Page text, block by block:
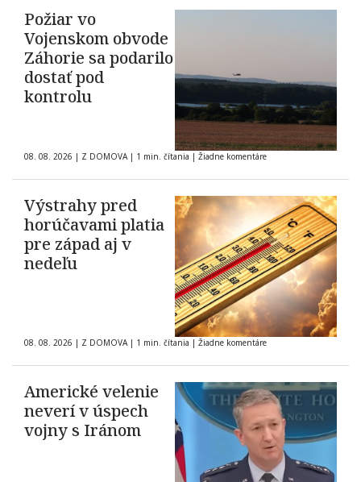
Požiar vo
Vojenskom obvode
Záhorie sa podarilo
dostať pod
kontrolu
08. 08. 2026 | Z DOMOVA | 1 min. čítania | Žiadne komentáre
Výstrahy pred
horúčavami platia
pre západ aj v
nedeľu
08. 08. 2026 | Z DOMOVA | 1 min. čítania | Žiadne komentáre
Americké velenie
neverí v úspech
vojny s Iránom